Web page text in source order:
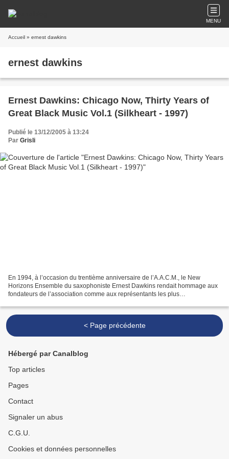
MENU
Accueil » ernest dawkins
ernest dawkins
Ernest Dawkins: Chicago Now, Thirty Years of
Great Black Music Vol.1 (Silkheart - 1997)
Publié le 13/12/2005 à 13:24
Par Grisli
En 1994, à l’occasion du trentième anniversaire de l’A.A.C.M., le New
Horizons Ensemble du saxophoniste Ernest Dawkins rendait hommage aux
fondateurs de l’association comme aux représentants les plus
< Page précédente
Hébergé par Canalblog
Top articles
Pages
Contact
Signaler un abus
C.G.U.
Cookies et données personnelles